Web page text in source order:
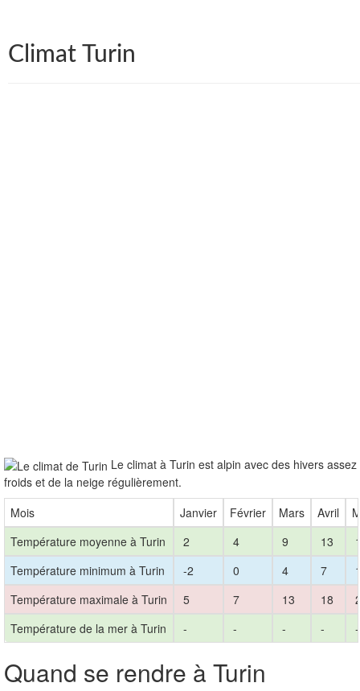
Climat Turin
Le climat à Turin est alpin avec des hivers assez
froids et de la neige régulièrement.
Mois
Janvier Février Mars Avril
Température moyenne à Turin
2 4 9 13
Température minimum à Turin
-2 0 4 7
Température maximale à Turin
5 7 13 18
Température de la mer à Turin
- - - - -
Quand se rendre à Turin